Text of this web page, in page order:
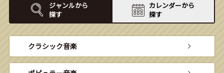
ジャンルから
探す
カレンダーから
探す
クラシック音楽